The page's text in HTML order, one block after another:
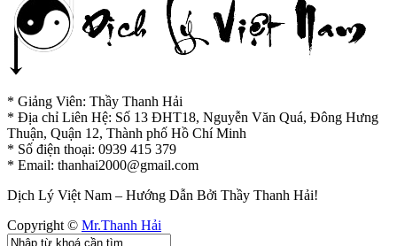
* Giảng Viên: Thầy Thanh Hải
* Địa chỉ Liên Hệ: Số 13 ĐHT18, Nguyễn Văn Quá, Đông Hưng
Thuận, Quận 12, Thành phố Hồ Chí Minh
* Số điện thoại: 0939 415 379
* Email: thanhai2000@gmail.com
Dịch Lý Việt Nam – Hướng Dẫn Bởi Thầy Thanh Hải!
Copyright © Mr.Thanh Hải